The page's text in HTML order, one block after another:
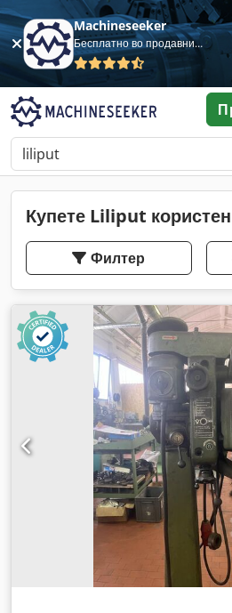
Machineseeker
Бесплатно во продавница
Купете Liliput
Филтер